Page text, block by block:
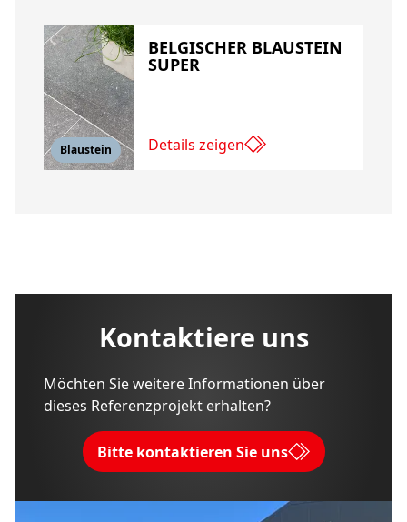
Blaustein
BELGISCHER BLAUSTEIN
SUPER
Details zeigen
Kontaktiere uns
Möchten Sie weitere Informationen über
dieses Referenzprojekt erhalten?
Bitte kontaktieren Sie uns